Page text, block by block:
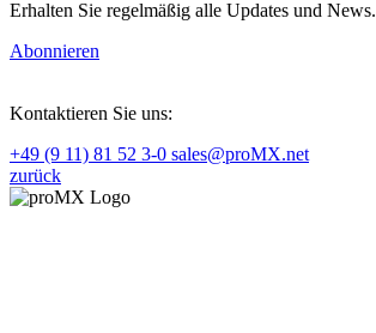
Erhalten Sie regelmäßig alle Updates und News.
Abonnieren
Kontaktieren Sie uns:
+49 (9 11) 81 52 3-0 sales@proMX.net
zurück